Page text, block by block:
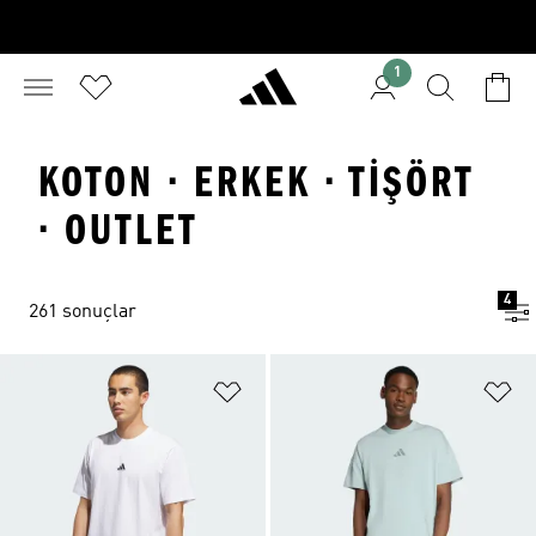
1
KOTON · ERKEK · TIŞÖRT
· OUTLET
261 sonuçlar
4
Favori Listesine Ekle